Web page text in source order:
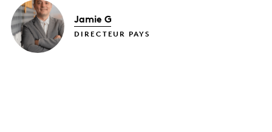
Jamie G
DIRECTEUR PAYS